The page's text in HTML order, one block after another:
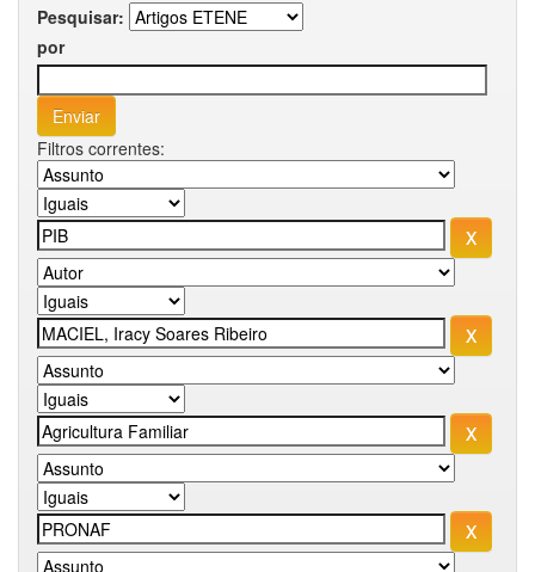
Pesquisar:
por
Filtros correntes: